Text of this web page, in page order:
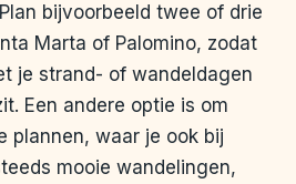
bijvoorbeeld twee of drie
Marta of Palomino, zodat
je strand- of wandeldagen
Een andere optie is om
plannen, waar je ook bij
mooie wandelingen,